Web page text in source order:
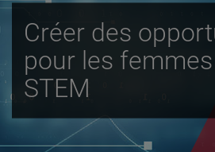
Créer des
pour les
STEM